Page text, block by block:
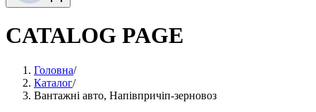
CATALOG PAGE
Головна/
Каталог/
Вантажні авто, Напівпричіп-зерновоз